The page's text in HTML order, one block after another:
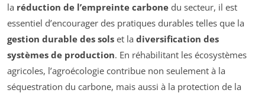
la réduction de l’empreinte carbone du secteur, il est
essentiel d’encourager des pratiques durables telles que la
gestion durable des sols et la diversification des
systèmes de production. En réhabilitant les écosystèmes
agricoles, l’agroécologie contribue non seulement à la
séquestration du carbone, mais aussi à la protection de la